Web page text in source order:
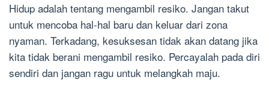
Hidup adalah tentang mengambil resiko. Jangan takut
untuk mencoba hal-hal baru dan keluar dari zona
nyaman. Terkadang, kesuksesan tidak akan datang jika
kita tidak berani mengambil resiko. Percayalah pada diri
sendiri dan jangan ragu untuk melangkah maju.